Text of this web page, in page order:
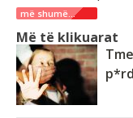
më shumë...
Më të klikuarat